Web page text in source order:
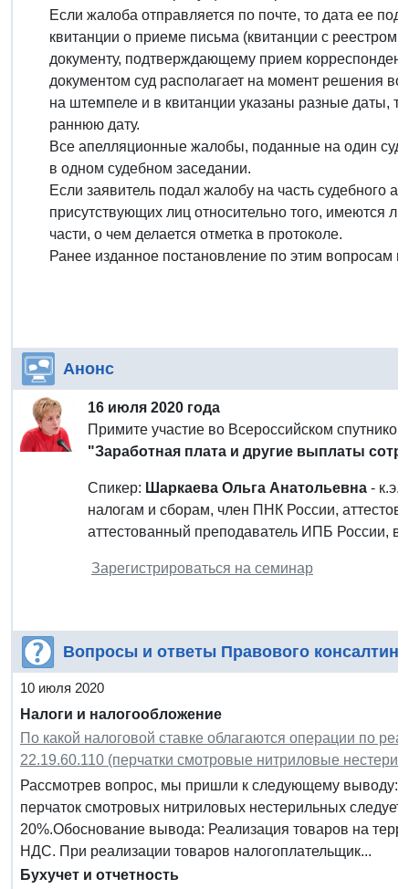
Если жалоба отправляется по почте, то дата ее
квитанции о приеме письма (квитанции с
документу, подтверждающему прием
документом суд располагает на момент решения
на штемпеле и в квитанции указаны разные даты,
раннюю дату.
Все апелляционные жалобы, поданные на один
в одном судебном заседании.
Если заявитель подал жалобу на часть судебного
присутствующих лиц относительно того, имеются
части, о чем делается отметка в протоколе.
Ранее изданное постановление по этим вопросам
Анонс
16 июля 2020 года
Примите участие во Всероссийском
"Заработная плата и другие выплаты
Спикер: Шаркаева Ольга Анатольевна -
налогам и сборам, член ПНК России,
аттестованный преподаватель ИПБ России,
Зарегистрироваться на семинар
Вопросы и ответы Правового
10 июля 2020
Налоги и налогообложение
По какой налоговой ставке облагаются операции по
22.19.60.110 (перчатки смотровые нитриловые
Рассмотрев вопрос, мы пришли к следующему выводу:
перчаток смотровых нитриловых нестерильных
20%.Обоснование вывода: Реализация товаров на
НДС. При реализации товаров налогоплательщик...
Бухучет и отчетность